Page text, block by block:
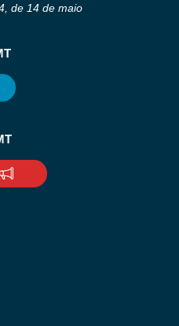
de 14 de maio